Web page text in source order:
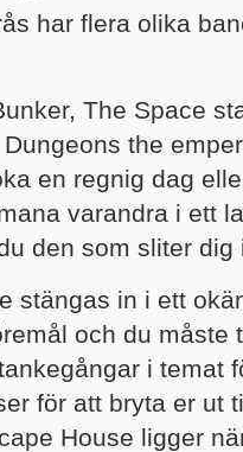
har flera olika
The Space
the
en regnig dag
varandra i ett
den som sliter dig
stängas in i ett
och du måste
i temat
för att bryta er ut
House ligger